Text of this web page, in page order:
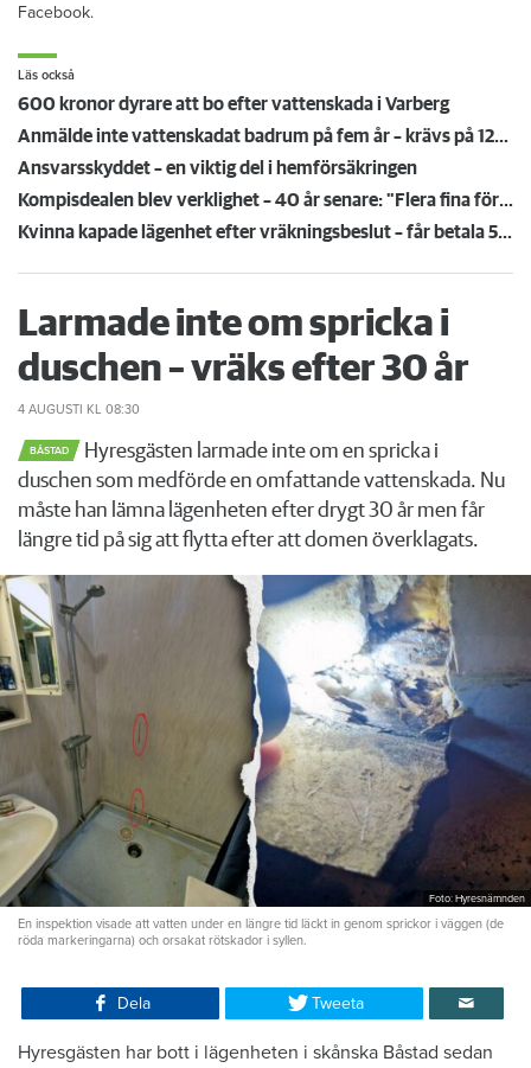
Facebook.
Läs också
600 kronor dyrare att bo efter vattenskada i Varberg
Anmälde inte vattenskadat badrum på fem år – krävs på 125 000 kronor
Ansvarsskyddet – en viktig del i hemförsäkringen
Kompisdealen blev verklighet – 40 år senare: "Flera fina fördelar med att dela bostad"
Kvinna kapade lägenhet efter vräkningsbeslut – får betala 50 000
Larmade inte om spricka i
duschen – vräks efter 30 år
4 AUGUSTI KL 08:30
BÅSTAD
Hyresgästen larmade inte om en spricka i
duschen som medförde en omfattande vattenskada. Nu
måste han lämna lägenheten efter drygt 30 år men får
längre tid på sig att flytta efter att domen överklagats.
Foto: Hyresnämnden
En inspektion visade att vatten under en längre tid läckt in genom sprickor i väggen (de
röda markeringarna) och orsakat rötskador i syllen.
Dela Tweeta
Hyresgästen har bott i lägenheten i skånska Båstad sedan